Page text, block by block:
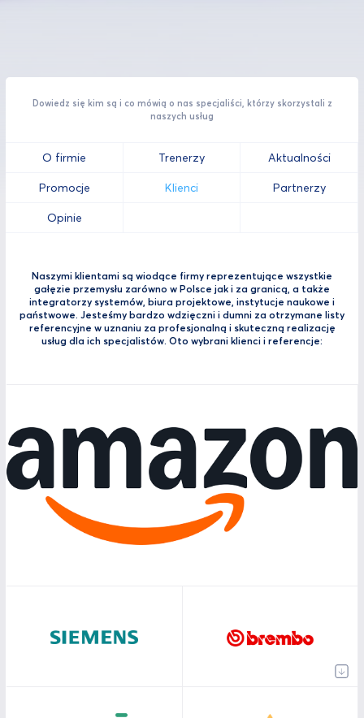
Dowiedz się kim są i co mówią o nas specjaliści, którzy skorzystali z
naszych usług
O firmie Trenerzy Aktualności
Promocje Klienci Partnerzy
Opinie
Naszymi klientami są wiodące firmy reprezentujące wszystkie
gałęzie przemysłu zarówno w Polsce jak i za granicą, a także
integratorzy systemów, biura projektowe, instytucje naukowe i
państwowe. Jesteśmy bardzo wdzięczni i dumni za otrzymane listy
referencyjne w uznaniu za profesjonalną i skuteczną realizację
usług dla ich specjalistów. Oto wybrani klienci i referencje: